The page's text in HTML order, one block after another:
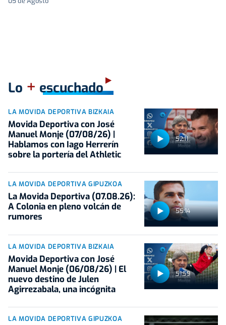
Lo + escuchado
52:11
LA MOVIDA DEPORTIVA BIZKAIA
Movida Deportiva con José
Manuel Monje (07/08/26) |
Hablamos con Iago Herrerín
sobre la portería del Athletic
55:14
LA MOVIDA DEPORTIVA GIPUZKOA
La Movida Deportiva (07.08.26):
A Colonia en pleno volcán de
rumores
51:59
LA MOVIDA DEPORTIVA BIZKAIA
Movida Deportiva con José
Manuel Monje (06/08/26) | El
nuevo destino de Julen
Agirrezabala, una incógnita
LA MOVIDA DEPORTIVA GIPUZKOA